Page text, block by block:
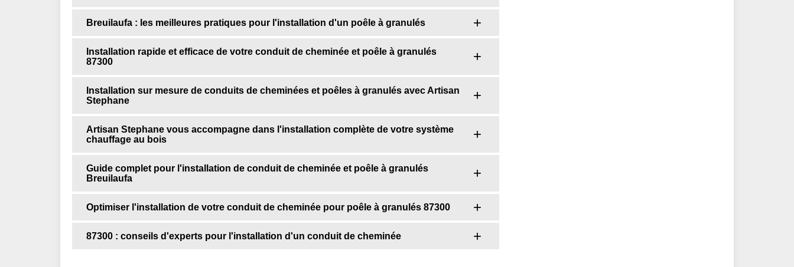
Breuilaufa : les meilleures pratiques pour l'installation d'un poêle à granulés
Installation rapide et efficace de votre conduit de cheminée et poêle à granulés
87300
Installation sur mesure de conduits de cheminées et poêles à granulés avec Artisan
Stephane
Artisan Stephane vous accompagne dans l'installation complète de votre système
chauffage au bois
Guide complet pour l'installation de conduit de cheminée et poêle à granulés
Breuilaufa
Optimiser l'installation de votre conduit de cheminée pour poêle à granulés 87300
87300 : conseils d'experts pour l'installation d'un conduit de cheminée